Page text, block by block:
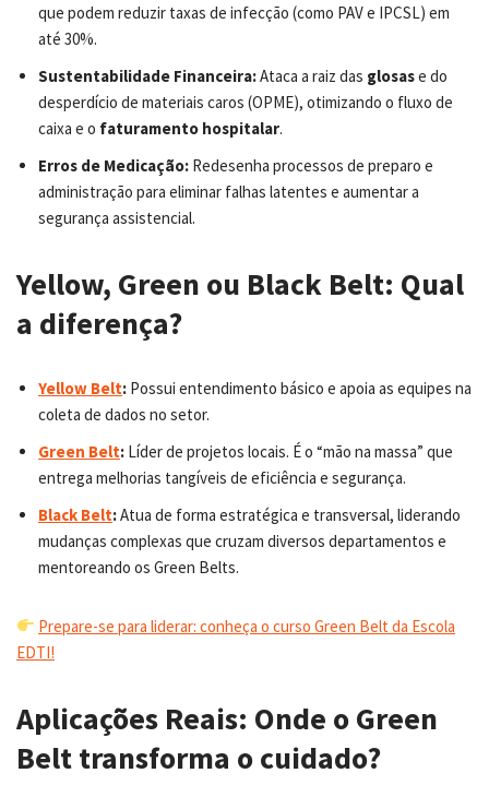
que podem reduzir taxas de infecção (como PAV e IPCSL) em
até 30%.
Sustentabilidade Financeira:Ataca a raiz das glosase do
desperdício de materiais caros (OPME), otimizando o fluxo de
caixa e o faturamento hospitalar.
Erros de Medicação: Redesenha processos de preparo e
administração para eliminar falhas latentes e aumentar a
segurança assistencial.
Yellow, Green ou Black Belt: Qual
a diferença?
Yellow Belt: Possui entendimento básico e apoia as equipes na
coleta de dados no setor.
Green Belt: Líder de projetos locais. É o “mão na massa” que
entrega melhorias tangíveis de eficiência e segurança.
Black Belt:Atua de forma estratégica e transversal, liderando
mudanças complexas que cruzam diversos departamentos e
mentoreando os Green Belts.
Prepare-se para liderar: conheça o curso Green Belt da Escola
EDTI!
Aplicações Reais: Onde o Green
Belt transforma o cuidado?